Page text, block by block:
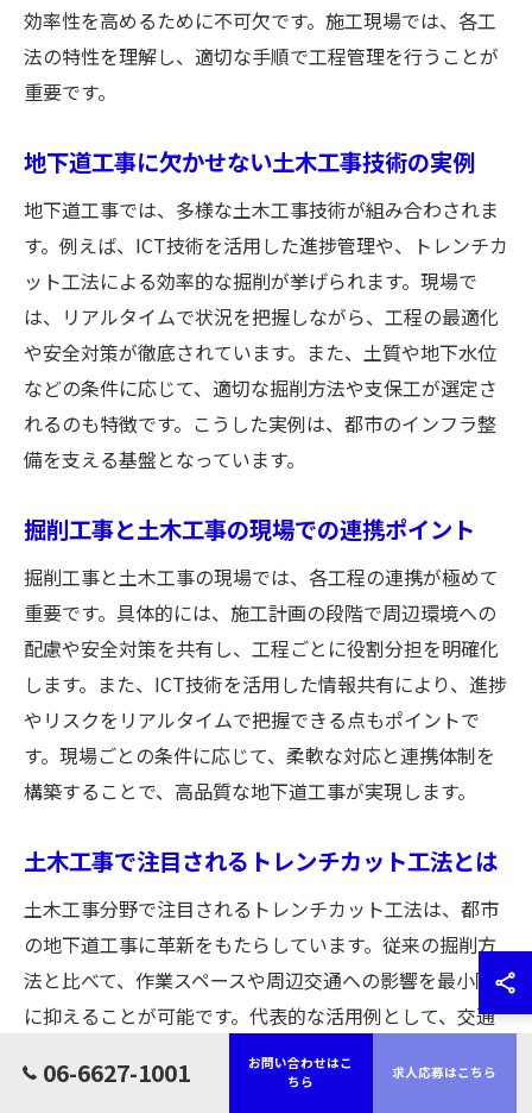
効率性を高めるために不可欠です。施工現場では、各工
法の特性を理解し、適切な手順で工程管理を行うことが
重要です。
地下道工事に欠かせない土木工事技術の実例
地下道工事では、多様な土木工事技術が組み合わされま
す。例えば、ICT技術を活用した進捗管理や、トレンチカ
ット工法による効率的な掘削が挙げられます。現場で
は、リアルタイムで状況を把握しながら、工程の最適化
や安全対策が徹底されています。また、土質や地下水位
などの条件に応じて、適切な掘削方法や支保工が選定さ
れるのも特徴です。こうした実例は、都市のインフラ整
備を支える基盤となっています。
掘削工事と土木工事の現場での連携ポイント
掘削工事と土木工事の現場では、各工程の連携が極めて
重要です。具体的には、施工計画の段階で周辺環境への
配慮や安全対策を共有し、工程ごとに役割分担を明確化
します。また、ICT技術を活用した情報共有により、進捗
やリスクをリアルタイムで把握できる点もポイントで
す。現場ごとの条件に応じて、柔軟な対応と連携体制を
構築することで、高品質な地下道工事が実現します。
土木工事で注目されるトレンチカット工法とは
土木工事分野で注目されるトレンチカット工法は、都市
の地下道工事に革新をもたらしています。従来の掘削方
法と比べて、作業スペースや周辺交通への影響を最小限
に抑えることが可能です。代表的な活用例として、交通
量の多いエリアや狭小地での地下道建設が挙げられま
す。トレンチカット工法の普及は、都市インフラの安全
06-6627-1001
お問い合わせはこ
ちら
求人応募はこちら